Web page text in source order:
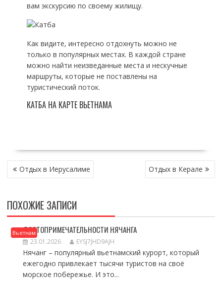
вам экскурсию по своему жилищу.
Как видите, интересно отдохнуть можно не
только в популярных местах. В каждой стране
можно найти неизведанные места и нескучные
маршруты, которые не поставлены на
туристический поток.
КАТБА НА КАРТЕ ВЬЕТНАМА
НАВИГАЦИЯ
ПО Отдых в Иерусалиме Отдых в Керале
ПОХОЖИЕ ЗАПИСИ
Вьетнам
ДОСТОПРИМЕЧАТЕЛЬНОСТИ НЯЧАНГА
23.01.2026 EYSJ7JHD9AJH
Нячанг – популярный вьетнамский курорт, который
ежегодно привлекает тысячи туристов на своё
морское побережье. И это...